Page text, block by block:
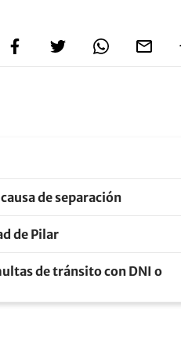
de separación
de Pilar
de tránsito con DNI o